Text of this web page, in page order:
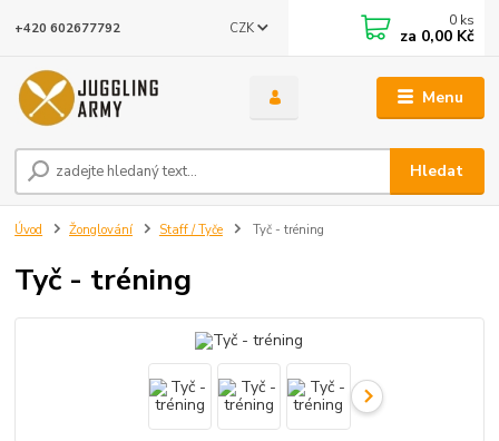
Menu
CZK
Hledat
+420 602677792 0 ks
za 0,00 Kč
Úvod Žonglování Staff / Tyče Tyč - tréning
Tyč - tréning